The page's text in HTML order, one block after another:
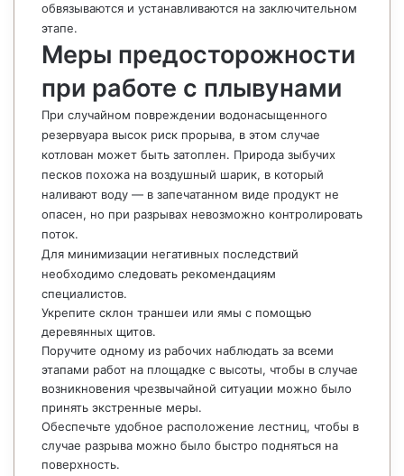
обвязываются и устанавливаются на заключительном
этапе.
Меры предосторожности
при работе с плывунами
При случайном повреждении водонасыщенного
резервуара высок риск прорыва, в этом случае
котлован может быть затоплен. Природа зыбучих
песков похожа на воздушный шарик, в который
наливают воду — в запечатанном виде продукт не
опасен, но при разрывах невозможно контролировать
поток.
Для минимизации негативных последствий
необходимо следовать рекомендациям
специалистов.
Укрепите склон траншеи или ямы с помощью
деревянных щитов.
Поручите одному из рабочих наблюдать за всеми
этапами работ на площадке с высоты, чтобы в случае
возникновения чрезвычайной ситуации можно было
принять экстренные меры.
Обеспечьте удобное расположение лестниц, чтобы в
случае разрыва можно было быстро подняться на
поверхность.